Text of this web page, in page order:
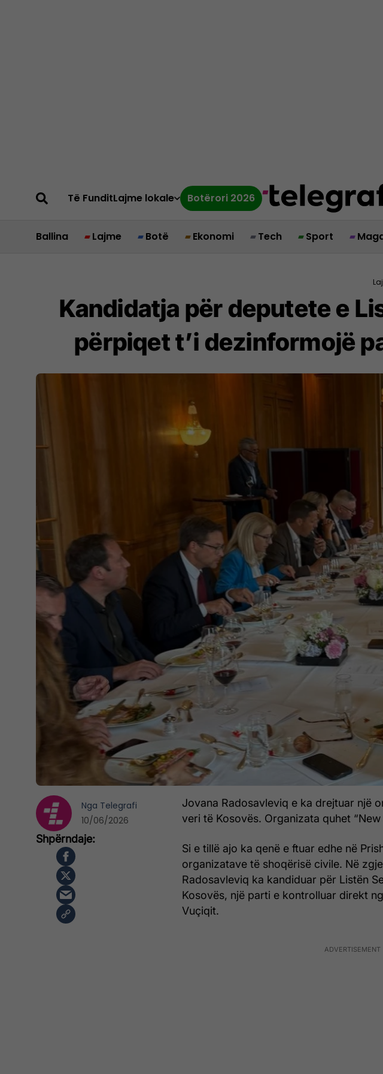
Të FunditLajme lokale Botërori 2026
Ballina Lajme Botë Ekonomi Tech Sport
Kandidatja për deputete e
përpiqet t’i dezinformojë
Jovana Radosavleviq e ka drejtuar një
veri të Kosovës. Organizata quhet “New
Si e tillë ajo ka qenë e ftuar edhe në
organizatave të shoqërisë civile. Në
Radosavleviq ka kandiduar për Listën
Kosovës, një parti e kontrolluar direkt
Vuçiqit.
Nga Telegrafi
10/06/2026